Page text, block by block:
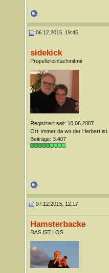
06.12.2015, 19:45
sidekick
Propellereinfachmitmir
Registriert seit: 10.06.2007
Ort: immer da wo der Herbert ist...
Beiträge: 3.407
07.12.2015, 12:17
Hamsterbacke
DAS IST LOS